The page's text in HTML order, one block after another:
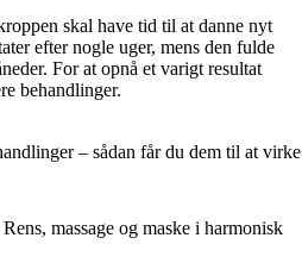
skal have tid til at danne nyt
efter nogle uger, mens den fulde
For at opnå et varigt resultat
behandlinger.
– sådan får du dem til at virke
massage og maske i harmonisk